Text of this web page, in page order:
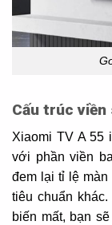
Cấu trúc
Xiaomi TV A 55
với phần viền
đem lại tỉ lệ
tiêu chuẩn
biến mất, bạn